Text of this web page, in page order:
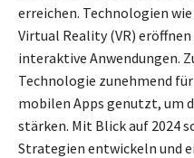
erreichen. Technologien
Virtual Reality (VR)
interaktive Anwendungen.
Technologie zunehmend
mobilen Apps genutzt, um
stärken. Mit Blick auf 2024
Strategien entwickeln und